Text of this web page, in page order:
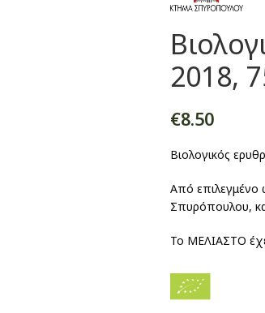
2018,
€8.50
Βιολογικός
Από επιλεγμένο
Σπυρόπουλου,
Το ΜΕΛΙΑΣΤΟ